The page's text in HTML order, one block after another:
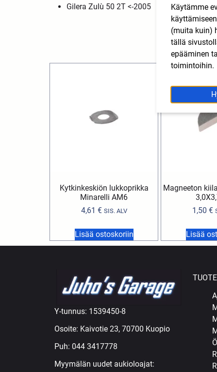
Gilera Zulù 50 2T <-2005
Kytkinkeskiön lukkoprikka
Minarelli AM6
4,61 € SIS. ALV
Lisää ostoskoriin
Magneeton
1,50 €
Lisää
Y-tunnus: 1539450-8
Osoite: Kaivotie 23, 70700 Kuopio
Puh: 044 3417778
Myymälän uudet aukioloajat:
Käytämme
(muita kuin)
tällä
epääminen
toimintoihin.